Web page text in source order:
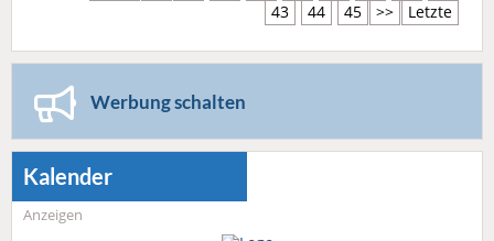
43
44 45 >> Letzte
Werbung schalten
Kalender
Anzeigen